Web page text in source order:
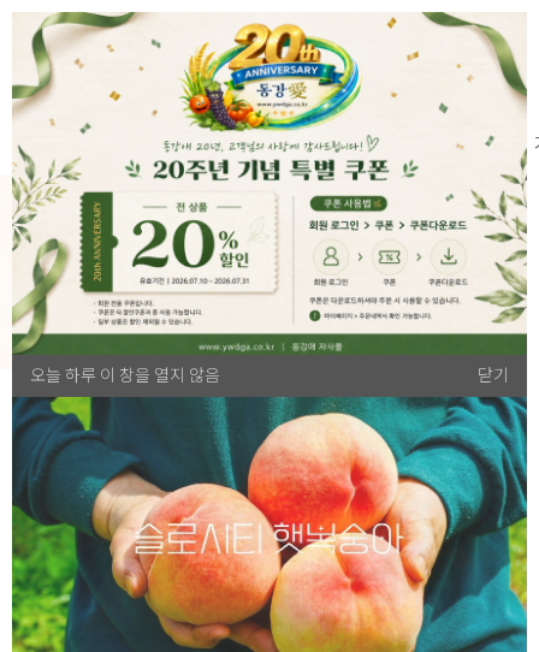
SEARCH
ALL 과일/열매채소 근채류/채소 특용작물
오늘 하루 이 창을 열지 않음 닫기